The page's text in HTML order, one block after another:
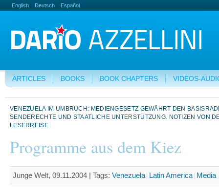
English Deutsch Español
ARTICLES BOOKS BOOK CHAPTERS VIDEOS-
VENEZUELA IM UMBRUCH: MEDIENGESETZ GEWÄHRT DEN
SENDERECHTE UND STAATLICHE UNTERSTÜTZUNG. NOTIZEN VON
LESERREISE
Programme aus dem Kiez
Junge Welt, 09.11.2004 | Tags: Venezuela Latin America Media